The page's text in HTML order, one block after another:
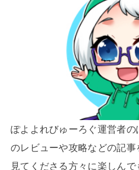
ぽよよれびゅーろぐ運営者
のレビューや攻略などの記事
見てくださる方々に楽しん